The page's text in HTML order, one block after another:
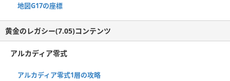
地図G17の座標
黄金のレガシー(7.05)コンテンツ
アルカディア零式
アルカディア零式1層の攻略